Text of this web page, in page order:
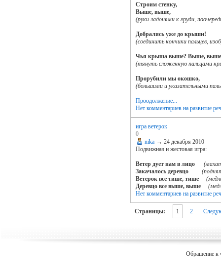
Строим стенку,
Выше, выше,
(руки ладонями к груди,
Добрались уже до крыши!
(соединить кончики пальцев,
Чья крыша выше? Выше,
(тянуть сложенную пальцами
Прорубили мы окошко,
(большими и указательными
Проодолжение...
Нет комментариев на развитие
игра ветерок
0
nika → 24 декабря 2010
Подвижная и жестовая игра:
Ветер дует нам в лицо
Закачалось деревцо
Ветерок все тише, тише
Деревцо все выше, выше
Нет комментариев на развитие
Страницы: 1 2
Обращение к